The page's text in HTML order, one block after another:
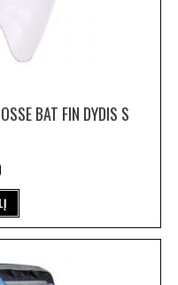
BAT FIN DYDIS S